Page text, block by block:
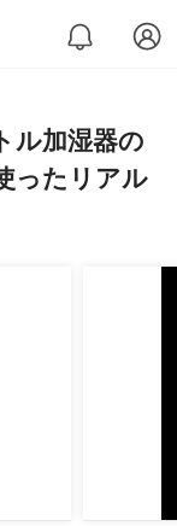
ル加湿器の
ったリアル